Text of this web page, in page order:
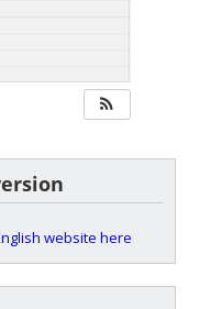
website here